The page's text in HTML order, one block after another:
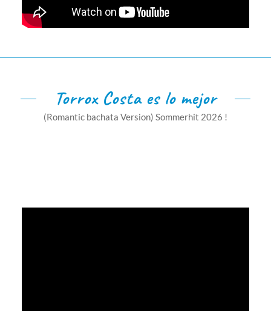
Torrox Costa es lo mejor
(Romantic bachata Version) Sommerhit 2026 !